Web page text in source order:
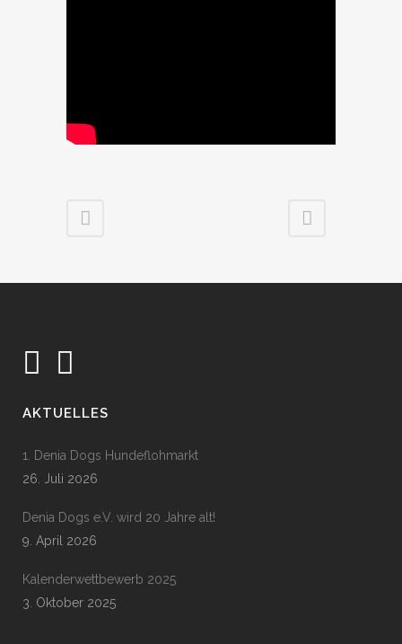
AKTUELLES
1. Denia Dogs Hundeflohmarkt
26. Juli 2026
Denia Dogs e.V. wird 20 Jahre alt!
9. April 2026
Kalenderwettbewerb 2025
3. Oktober 2025